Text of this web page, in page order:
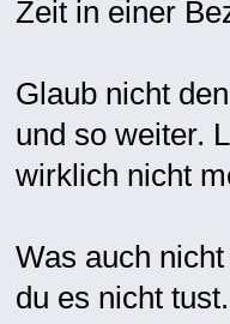
Zeit in einer
Glaub nicht
und so weiter.
wirklich nicht
Was auch
du es nicht tust.